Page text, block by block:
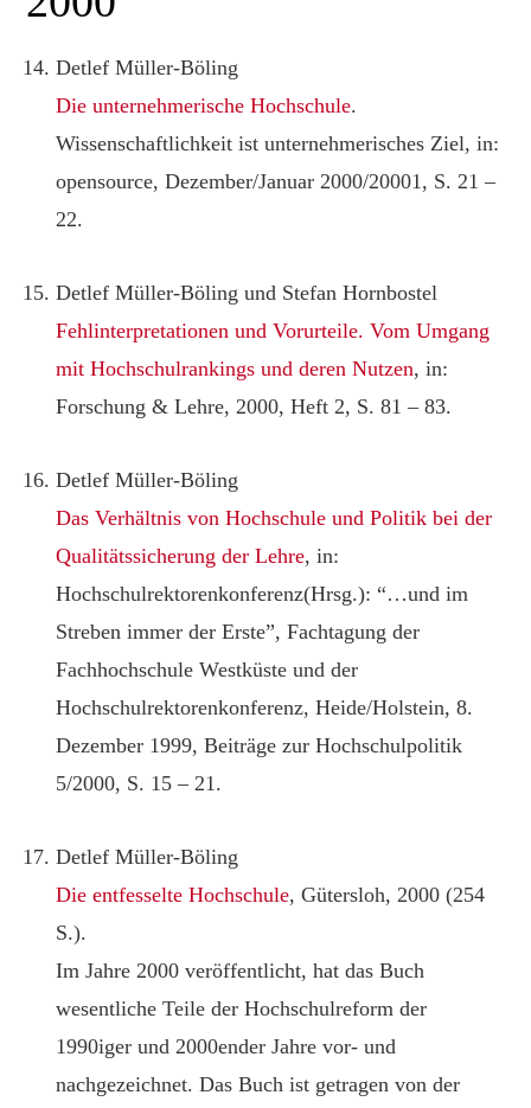
Detlef Müller-Böling
Die unternehmerische Hochschule.
Wissenschaftlichkeit ist unternehmerisches Ziel, in:
opensource, Dezember/Januar 2000/20001, S. 21 –
22.
Detlef Müller-Böling und Stefan Hornbostel
Fehlinterpretationen und Vorurteile. Vom Umgang
mit Hochschulrankings und deren Nutzen, in:
Forschung & Lehre, 2000, Heft 2, S. 81 – 83.
Detlef Müller-Böling
Das Verhältnis von Hochschule und Politik bei der
Qualitätssicherung der Lehre, in:
Hochschulrektorenkonferenz(Hrsg.): “…und im
Streben immer der Erste”, Fachtagung der
Fachhochschule Westküste und der
Hochschulrektorenkonferenz, Heide/Holstein, 8.
Dezember 1999, Beiträge zur Hochschulpolitik
5/2000, S. 15 – 21.
Detlef Müller-Böling
Die entfesselte Hochschule, Gütersloh, 2000 (254
S.).
Im Jahre 2000 veröffentlicht, hat das Buch
wesentliche Teile der Hochschulreform der
1990iger und 2000ender Jahre vor- und
nachgezeichnet. Das Buch ist getragen von der